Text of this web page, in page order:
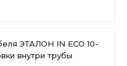
ЭТАЛОН IN ECO 10-
внутри трубы